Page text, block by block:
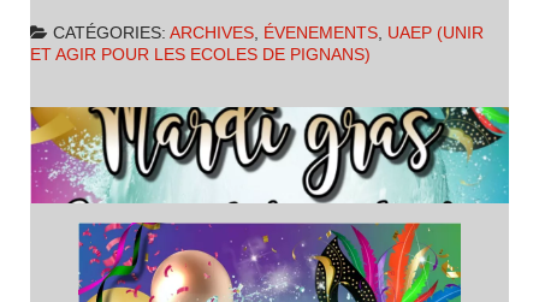
CATÉGORIES: ARCHIVES, ÉVENEMENTS, UAEP (UNIR
ET AGIR POUR LES ECOLES DE PIGNANS)